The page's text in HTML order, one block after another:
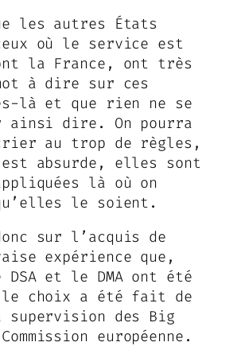
les autres États
où le service est
la France, ont très
à dire sur ces
là et que rien ne se
ainsi dire. On pourra
au trop de règles,
absurde, elles sont
là où on
le soient.
sur l’acquis de
expérience que,
et le DMA ont été
le choix a été fait de
des Big
européenne.